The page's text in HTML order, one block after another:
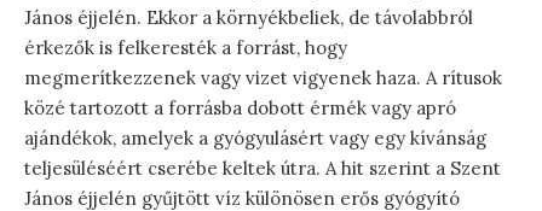
János éjjelén. Ekkor a környékbeliek, de távolabbról
érkezők is felkeresték a forrást, hogy
megmerítkezzenek vagy vizet vigyenek haza. A rítusok
közé tartozott a forrásba dobott érmék vagy apró
ajándékok, amelyek a gyógyulásért vagy egy kívánság
teljesüléséért cserébe keltek útra. A hit szerint a Szent
János éjjelén gyűjtött víz különösen erős gyógyító